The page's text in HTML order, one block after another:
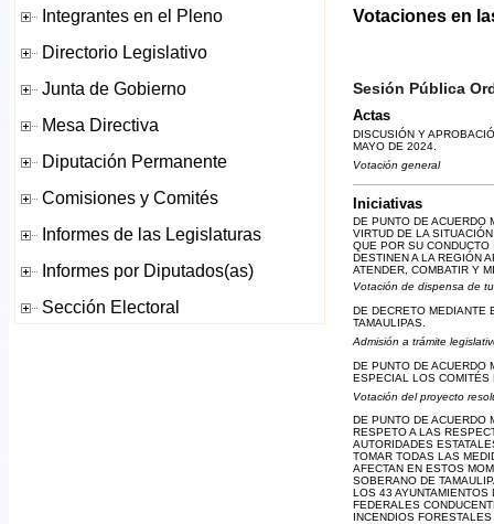
Votaciones en
Sesión Pública
Actas
DISCUSIÓN Y
MAYO DE 2024.
Votación general
Iniciativas
DE PUNTO DE ACUERDO
VIRTUD DE LA
QUE POR SU CONDUCTO
DESTINEN A LA REGIÓN
ATENDER, COMBATIR Y
Votación de dispensa de
DE DECRETO MEDIANTE
TAMAULIPAS.
Admisión a trámite
DE PUNTO DE ACUERDO
ESPECIAL LOS COMITÉS
Votación del proyecto
DE PUNTO DE ACUERDO
RESPETO A LAS
AUTORIDADES
TOMAR TODAS LAS
AFECTAN EN ESTOS
SOBERANO DE
LOS 43
FEDERALES
INCENDIOS